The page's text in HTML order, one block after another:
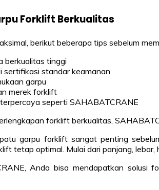
Forklift Berkualitas
berikut beberapa tips sebelum
berkualitas tinggi
sertifikasi standar keamanan
garpu
merek forklift
seperti SAHABATCRANE
forklift berkualitas,
garpu forklift sangat penting
tetap optimal. Mulai dari panjang,
Anda bisa mendapatkan solusi